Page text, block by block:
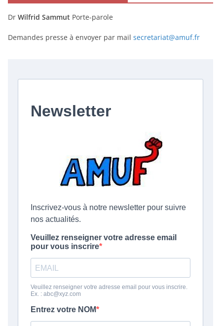
Dr Wilfrid Sammut Porte-parole
Demandes presse à envoyer par mail secretariat@amuf.fr